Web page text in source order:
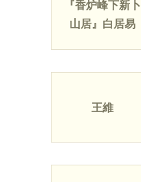
『香炉峰下新卜
山居』白居易
王維